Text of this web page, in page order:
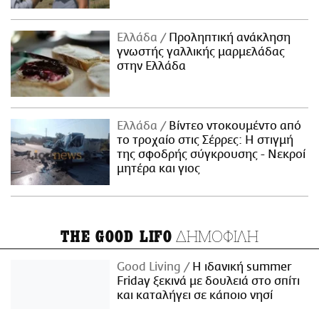
Ελλάδα
Προληπτική ανάκληση
γνωστής γαλλικής μαρμελάδας
στην Ελλάδα
Ελλάδα
Βίντεο ντοκουμέντο από
το τροχαίο στις Σέρρες: Η στιγμή
της σφοδρής σύγκρουσης - Νεκροί
μητέρα και γιος
THE GOOD LIFO ΔΗΜΟΦΙΛΗ
Good Living
Η ιδανική summer
Friday ξεκινά με δουλειά στο σπίτι
και καταλήγει σε κάποιο νησί